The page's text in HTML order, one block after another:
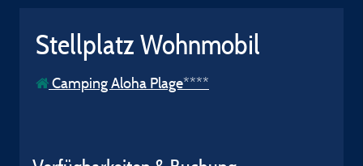
Stellplatz Wohnmobil
Camping Aloha Plage****